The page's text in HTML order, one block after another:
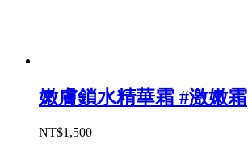
嫩膚鎖水精華霜 #激嫩霜
NT$1,500